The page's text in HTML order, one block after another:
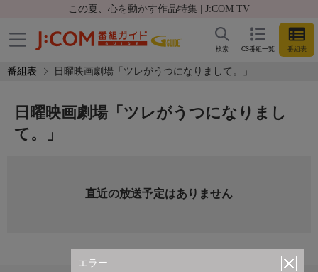
この夏、心を動かす作品特集 | J:COM TV
CS番組一覧 番組表
検索
番組表 日曜映画劇場「ツレがうつになりまして。」
エラー
日曜映画劇場「ツレがうつになりまし
て。」
直近の放送予定はありません